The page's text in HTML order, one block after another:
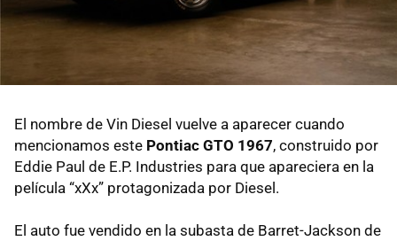
El nombre de Vin Diesel vuelve a aparecer cuando
mencionamos este Pontiac GTO 1967, construido por
Eddie Paul de E.P. Industries para que apareciera en la
película “xXx” protagonizada por Diesel.
El auto fue vendido en la subasta de Barret-Jackson de